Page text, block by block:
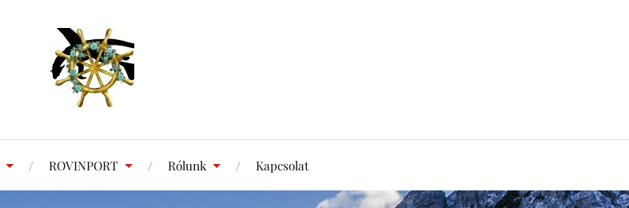
ROVINPORT Rólunk Kapcsolat